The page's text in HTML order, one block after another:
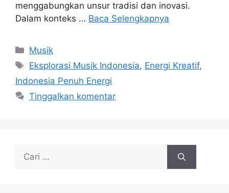
menggabungkan unsur tradisi dan inovasi.
Dalam konteks … Baca Selengkapnya
Kategori
Musik
Tag
Eksplorasi Musik Indonesia, Energi Kreatif,
Indonesia Penuh Energi
Tinggalkan komentar
Cari